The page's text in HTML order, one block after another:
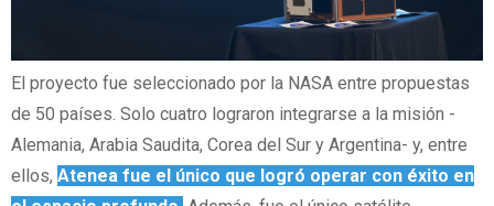
El proyecto fue seleccionado por la NASA entre propuestas
de 50 países. Solo cuatro lograron integrarse a la misión -
Alemania, Arabia Saudita, Corea del Sur y Argentina- y, entre
ellos, Atenea fue el único que logró operar con éxito en